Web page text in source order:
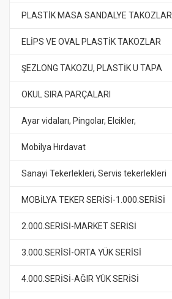
PLASTİK MASA SANDALYE TAKOZLARI
ELİPS VE OVAL PLASTİK TAKOZLAR
ŞEZLONG TAKOZU, PLASTİK U TAPA
OKUL SIRA PARÇALARI
Ayar vidaları, Pingolar, Elcikler,
Mobilya Hırdavat
Sanayi Tekerlekleri, Servis tekerlekleri
MOBİLYA TEKER SERİSİ-1.000.SERİSİ
2.000.SERİSİ-MARKET SERİSİ
3.000.SERİSİ-ORTA YÜK SERİSİ
4.000.SERİSİ-AĞIR YÜK SERİSİ